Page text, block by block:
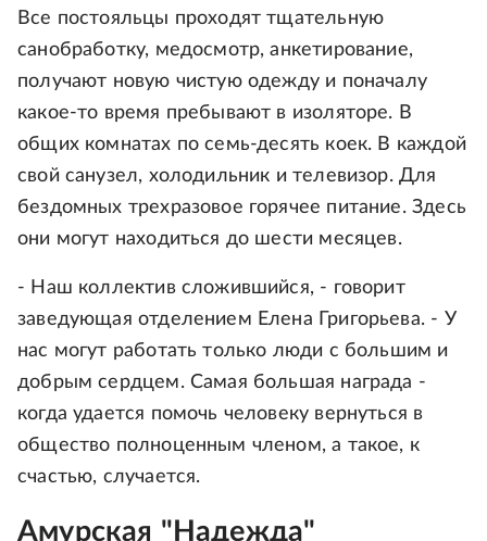
Все постояльцы проходят тщательную
санобработку, медосмотр, анкетирование,
получают новую чистую одежду и поначалу
какое-то время пребывают в изоляторе. В
общих комнатах по семь-десять коек. В каждой
свой санузел, холодильник и телевизор. Для
бездомных трехразовое горячее питание. Здесь
они могут находиться до шести месяцев.
- Наш коллектив сложившийся, - говорит
заведующая отделением Елена Григорьева. - У
нас могут работать только люди с большим и
добрым сердцем. Самая большая награда -
когда удается помочь человеку вернуться в
общество полноценным членом, а такое, к
счастью, случается.
Амурская "Надежда"